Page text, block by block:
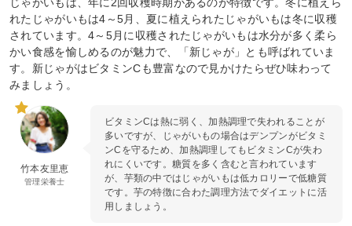
れたじゃがいもは4～5月、夏に植えられたじゃがいもは冬に収穫
されています。4～5月に収穫されたじゃがいもは水分が多く柔ら
かい食感を愉しめるのが魅力で、「新じゃが」とも呼ばれていま
す。新じゃがはビタミンCも豊富なので見かけたらぜひ味わって
みましょう。
竹本友里恵
管理栄養士
ビタミンCは熱に弱く、加熱調理で失われることが
多いですが、じゃがいもの場合はデンプンがビタミ
ンCを守るため、加熱調理してもビタミンCが失わ
れにくいです。糖質を多く含むと言われています
が、芋類の中ではじゃがいもは低カロリーで低糖質
です。芋の特徴に合わた調理方法でダイエットに活
用しましょう。